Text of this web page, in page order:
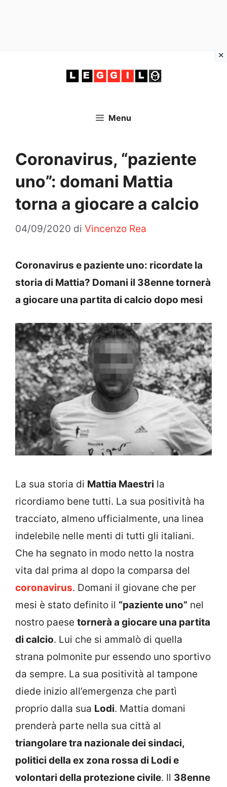
Menu
Coronavirus, “paziente
uno”: domani Mattia
torna a giocare a calcio
04/09/2020 di Vincenzo Rea
Coronavirus e paziente uno: ricordate la
storia di Mattia? Domani il 38enne tornerà
a giocare una partita di calcio dopo mesi
La sua storia di Mattia Maestri la
ricordiamo bene tutti. La sua positività ha
tracciato, almeno ufficialmente, una linea
indelebile nelle menti di tutti gli italiani.
Che ha segnato in modo netto la nostra
vita dal prima al dopo la comparsa del
coronavirus. Domani il giovane che per
mesi è stato definito il “paziente uno” nel
nostro paese tornerà a giocare una partita
di calcio. Lui che si ammalò di quella
strana polmonite pur essendo uno sportivo
da sempre. La sua positività al tampone
diede inizio all’emergenza che partì
proprio dalla sua Lodi. Mattia domani
prenderà parte nella sua città al
triangolare tra nazionale dei sindaci,
politici della ex zona rossa di Lodi e
volontari della protezione civile. Il 38enne